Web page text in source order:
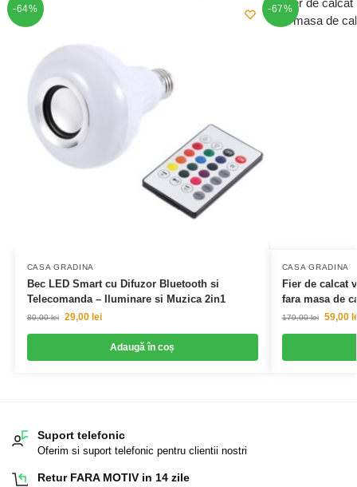
-64%
CASA GRADINA
Bec LED Smart cu Difuzor Bluetooth si
Telecomanda – Iluminare si Muzica 2in1
80,00lei 29,00 lei
Adaugă în coș
-67%
CASA GRADINA
Fier de calcat
fara masa de
179,00lei 59,00
Suport telefonic
Oferim si suport telefonic pentru clientii nostri
Retur FARA MOTIV in 14 zile